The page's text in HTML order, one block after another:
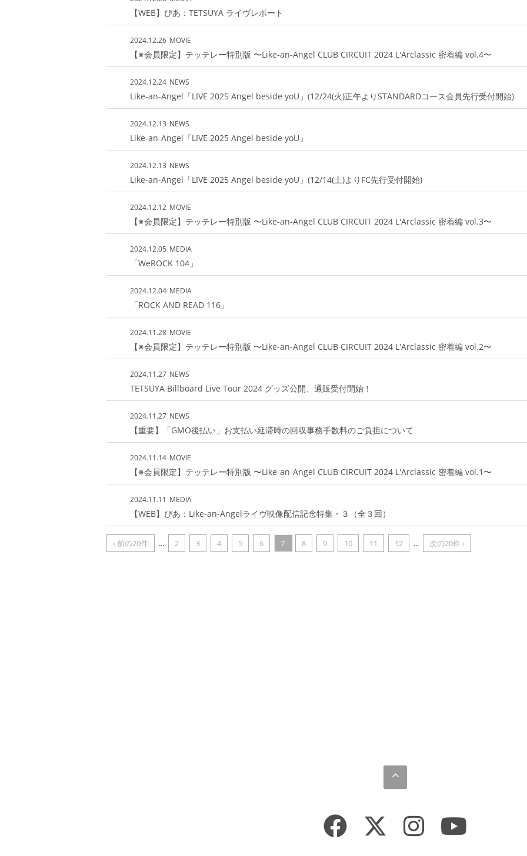
【WEB】ぴあ：TETSUYA ライヴレポート
2024.12.26 MOVIE
【※会員限定】テッテレー特別版 〜Like-an-Angel CLUB CIRCUIT 2024 L'Arclassic 密着編 vol.4〜
2024.12.24 NEWS
Like-an-Angel「LIVE 2025 Angel beside yoU」(12/24(火)正午よりSTANDARDコース会員先行受付開始)
2024.12.13 NEWS
Like-an-Angel「LIVE 2025 Angel beside yoU」
2024.12.13 NEWS
Like-an-Angel「LIVE 2025 Angel beside yoU」(12/14(土)よりFC先行受付開始)
2024.12.12 MOVIE
【※会員限定】テッテレー特別版 〜Like-an-Angel CLUB CIRCUIT 2024 L'Arclassic 密着編 vol.3〜
2024.12.05 MEDIA
「WeROCK 104」
2024.12.04 MEDIA
「ROCK AND READ 116」
2024.11.28 MOVIE
【※会員限定】テッテレー特別版 〜Like-an-Angel CLUB CIRCUIT 2024 L'Arclassic 密着編 vol.2〜
2024.11.27 NEWS
TETSUYA Billboard Live Tour 2024 グッズ公開、通販受付開始！
2024.11.27 NEWS
【重要】「GMO後払い」お支払い延滞時の回収事務手数料のご負担について
2024.11.14 MOVIE
【※会員限定】テッテレー特別版 〜Like-an-Angel CLUB CIRCUIT 2024 L'Arclassic 密着編 vol.1〜
2024.11.11 MEDIA
【WEB】ぴあ：Like-an-Angelライヴ映像配信記念特集・３（全３回）
‹ 前の20件 ... 2 3 4 5 6 7 8 9 10 11 12 ... 次の20件 ›